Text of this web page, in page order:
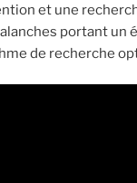
et une
portant un
de recherche